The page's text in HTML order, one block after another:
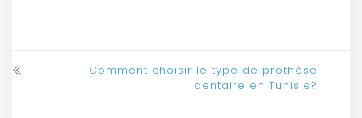
Comment choisir le type de prothèse
dentaire en Tunisie?